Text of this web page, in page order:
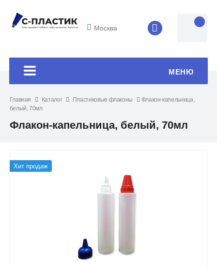
Москва 8 (4852) 33-
МЕНЮ
Главная Каталог Пластиковые флаконы
Флакон-капельница,
белый, 70мл
Флакон-капельница, белый, 70мл
Хит продаж